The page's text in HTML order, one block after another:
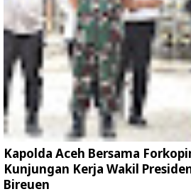
Kapolda Aceh Bersama
Kunjungan Kerja Wakil
Bireuen